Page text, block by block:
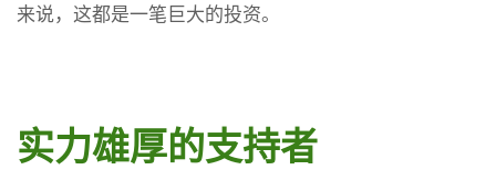
来说，这都是一笔巨大的投资。
实力雄厚的支持者